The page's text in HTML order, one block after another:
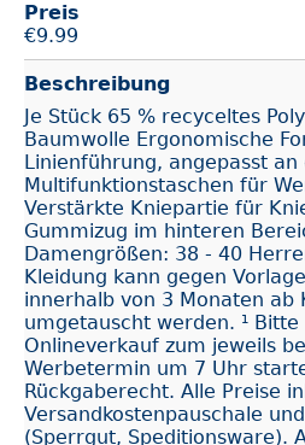
Preis
€9.99
Beschreibung
Je Stück 65 % recyceltes
Baumwolle Ergonomische
Linienführung, angepasst an
Multifunktionstaschen für
Verstärkte Kniepartie für
Gummizug im hinteren
Damengrößen: 38 - 40
Kleidung kann gegen
innerhalb von 3 Monaten ab
umgetauscht werden. ¹
Onlineverkauf zum jeweils
Werbetermin um 7 Uhr
Rückgaberecht. Alle Preise
Versandkostenpauschale
(Sperrgut, Speditionsware).